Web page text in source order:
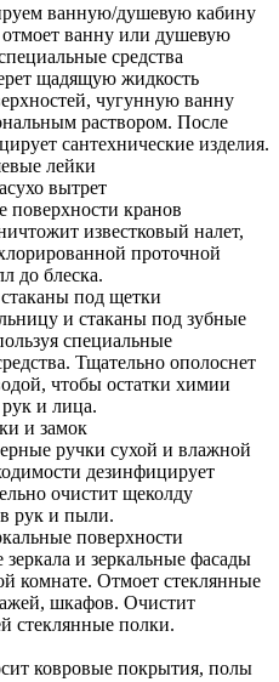
ванную/душевую кабину
ванну или душевую
средства
щадящую жидкость
чугунную ванну
раствором. После
сантехнические изделия.
лейки
вытрет
поверхности кранов
известковый налет,
проточной
до блеска.
под щетки
и стаканы под зубные
специальные
Тщательно ополоснет
чтобы остатки химии
и лица.
и замок
ручки сухой и влажной
дезинфицирует
очистит щеколду
рук и пыли.
поверхности
и зеркальные фасады
комнате. Отмоет стеклянные
шкафов. Очистит
стеклянные полки.
ковровые покрытия, полы